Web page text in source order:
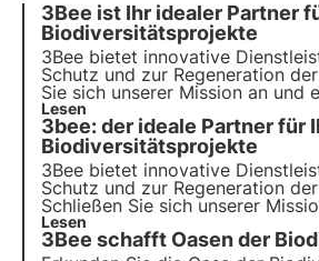
3Bee ist Ihr idealer Partner
Biodiversitätsprojekte
3Bee bietet innovative
Schutz und zur Regeneration
Sie sich unserer Mission an und
Technologie und Nachhaltigkeit
zusammenkommen, um eine
Unternehmen und den Planeten
Lesen
3bee: der ideale Partner für
Biodiversitätsprojekte
3Bee bietet innovative
Schutz und zur Regeneration
Schließen Sie sich unserer
Sie, wie Technologie und
zusammenkommen, um eine
Lesen
3Bee schafft Oasen der